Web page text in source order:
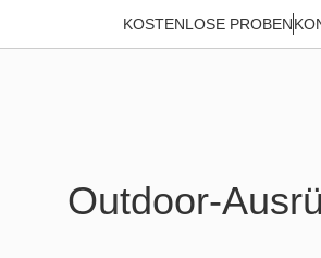
KOSTENLOSE PROBEN
Outdoor-